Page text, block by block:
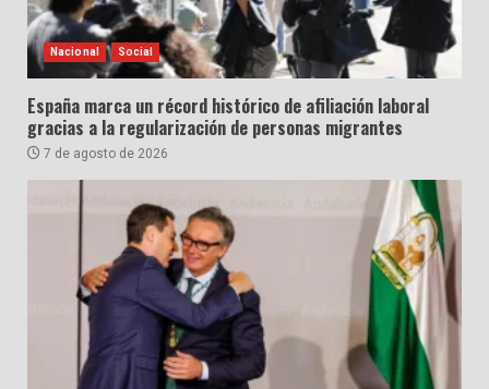
Nacional Social
España marca un récord histórico de afiliación laboral
gracias a la regularización de personas migrantes
7 de agosto de 2026